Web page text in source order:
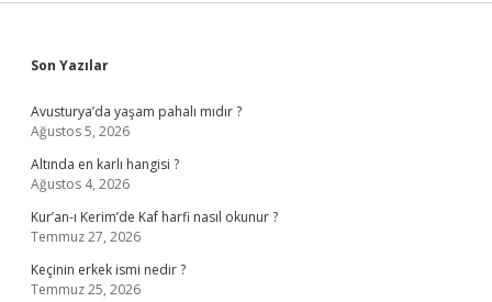
Sidebar
Son Yazılar
Avusturya’da yaşam pahalı mıdır ?
Ağustos 5, 2026
Altında en karlı hangisi ?
Ağustos 4, 2026
Kur’an-ı Kerim’de Kaf harfi nasıl okunur ?
Temmuz 27, 2026
Keçinin erkek ismi nedir ?
Temmuz 25, 2026